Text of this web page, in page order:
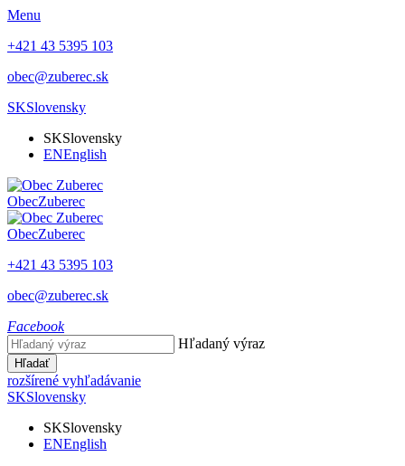
Menu
+421 43 5395 103
obec@zuberec.sk
SKSlovensky
SKSlovensky
ENEnglish
ObecZuberec
ObecZuberec
+421 43 5395 103
obec@zuberec.sk
Facebook
Hľadaný výraz
Hľadať
rozšírené vyhľadávanie
SKSlovensky
SKSlovensky
ENEnglish